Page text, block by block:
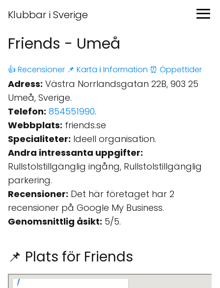
Klubbar i Sverige
Friends - Umeå
👍 Recensioner 📌 Karta ℹ️ Information ⏰ Öppettider
Adress: Västra Norrlandsgatan 22B, 903 25
Umeå, Sverige.
Telefon: 854551990.
Webbplats: friends.se
Specialiteter: Ideell organisation.
Andra intressanta uppgifter:
Rullstolstillgänglig ingång, Rullstolstillgänglig
parkering.
Recensioner: Det här företaget har 2
recensioner på Google My Business.
Genomsnittlig åsikt: 5/5.
📌 Plats för Friends